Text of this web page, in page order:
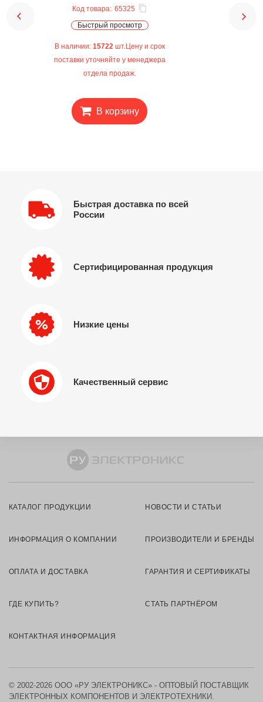
Код товара: 65325
Быстрый просмотр
В наличии: 15722 шт.Цену и срок
поставки уточняйте у менеджера
отдела продаж.
В корзину
Быстрая доставка по всей
России
Сертифицированная продукция
Низкие цены
Качественный сервис
КАТАЛОГ ПРОДУКЦИИ НОВОСТИ И СТАТЬИ
ИНФОРМАЦИЯ О КОМПАНИИ ПРОИЗВОДИТЕЛИ И БРЕНДЫ
ОПЛАТА И ДОСТАВКА ГАРАНТИЯ И СЕРТИФИКАТЫ
ГДЕ КУПИТЬ? СТАТЬ ПАРТНЁРОМ
КОНТАКТНАЯ ИНФОРМАЦИЯ
© 2002-2026 ООО «РУ ЭЛЕКТРОНИКС» - ОПТОВЫЙ ПОСТАВЩИК
ЭЛЕКТРОННЫХ КОМПОНЕНТОВ И ЭЛЕКТРОТЕХНИКИ.